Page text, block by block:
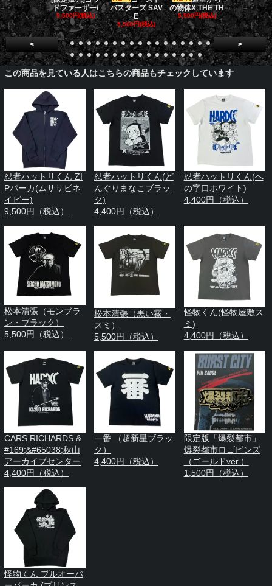
ドファーザー/
5,500円(税込)
バスターズ SAV
E
5,500円(税込)
の物体X THE TH
5,500円(税込)
リロジー/
5,500円(税
< >
この商品を見ている人はこちらの商品もチェックしています
忍者ハットリくん ZI
Pパーカ(ムササビネ
イビー)
9,500円（税込）
忍者ハットリくん(ど
んぐりまなこブラッ
ク)
4,400円（税込）
忍者ハットリくん(へ
の字口ホワイト)
4,400円（税込）
松本清張（モンブラ
ン・ブラック）
5,500円（税込）
松本清張（黒い霧・
スミ）
5,500円（税込）
怪物くん(怪物屋敷ス
ミ)
4,400円（税込）
CARS RICHARDS &
#169;&#65038;秋山
アーカイブセンター
4,400円（税込）
一番 （超新星ブラッ
ク）
4,400円（税込）
限定版「爆裂都市」
爆裂都市ロゴピンズ
（ゴールドver.）
1,500円（税込）
怪物くん プルオーバ